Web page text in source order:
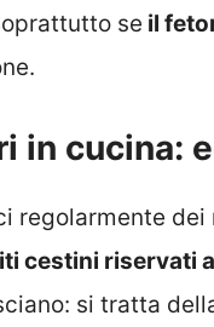
se il
in cucina:
regolarmente
cestini riservati
si tratta